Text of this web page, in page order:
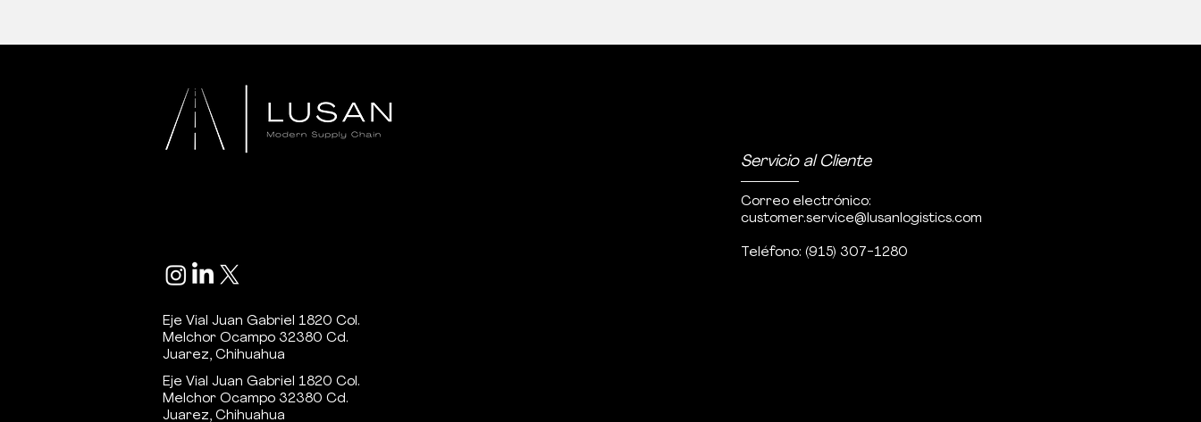
Servicio al Cliente
Correo electrónico:
customer.service@lusanlogistics.com
Teléfono: (915) 307-1280
Eje Vial Juan Gabriel 1820 Col.
Melchor Ocampo 32380 Cd.
Juarez, Chihuahua
Eje Vial Juan Gabriel 1820 Col.
Melchor Ocampo 32380 Cd.
Juarez, Chihuahua